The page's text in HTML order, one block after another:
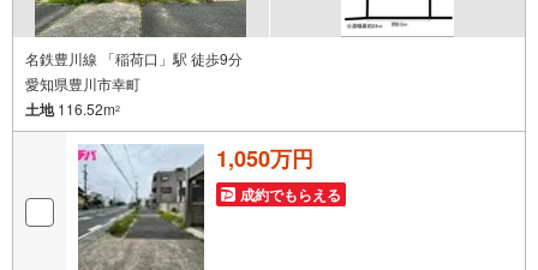
名鉄豊川線 「稲荷口」駅 徒歩9分
愛知県豊川市幸町
土地116.52m2
1,050万円
成約でもらえる